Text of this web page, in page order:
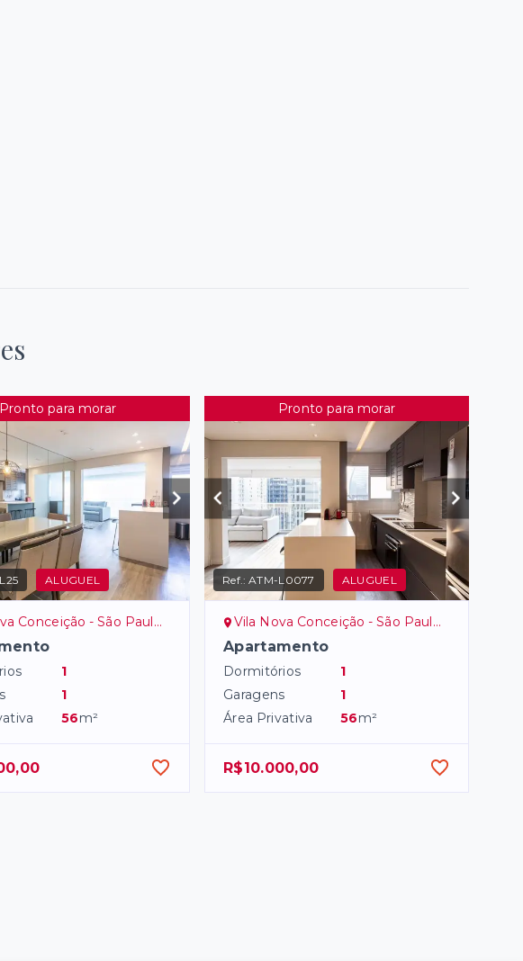
Pronto para morar
ALUGUEL
- São Paulo/SP, Zona Sul
1
1
56m²
Pronto para morar
Ref.:ATM-L0077 ALUGUEL
Vila Nova Conceição - São Paulo/SP, Zona Sul
Apartamento
Dormitórios
1
Garagens
1
Área Privativa
56m²
R$10.000,00